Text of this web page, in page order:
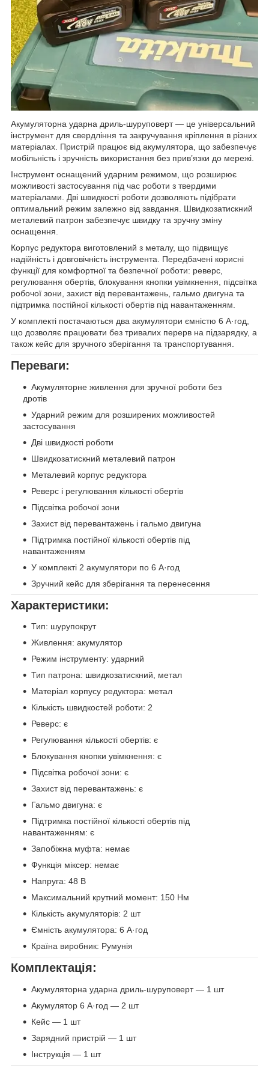
Акумуляторна ударна дриль-шуруповерт — це універсальний
інструмент для свердління та закручування кріплення в різних
матеріалах. Пристрій працює від акумулятора, що забезпечує
мобільність і зручність використання без прив’язки до мережі.
Інструмент оснащений ударним режимом, що розширює
можливості застосування під час роботи з твердими
матеріалами. Дві швидкості роботи дозволяють підібрати
оптимальний режим залежно від завдання. Швидкозатискний
металевий патрон забезпечує швидку та зручну зміну
оснащення.
Корпус редуктора виготовлений з металу, що підвищує
надійність і довговічність інструмента. Передбачені корисні
функції для комфортної та безпечної роботи: реверс,
регулювання обертів, блокування кнопки увімкнення, підсвітка
робочої зони, захист від перевантажень, гальмо двигуна та
підтримка постійної кількості обертів під навантаженням.
У комплекті постачаються два акумулятори ємністю 6 А·год,
що дозволяє працювати без тривалих перерв на підзарядку, а
також кейс для зручного зберігання та транспортування.
Переваги:
Акумуляторне живлення для зручної роботи без
дротів
Ударний режим для розширених можливостей
застосування
Дві швидкості роботи
Швидкозатискний металевий патрон
Металевий корпус редуктора
Реверс і регулювання кількості обертів
Підсвітка робочої зони
Захист від перевантажень і гальмо двигуна
Підтримка постійної кількості обертів під
навантаженням
У комплекті 2 акумулятори по 6 А·год
Зручний кейс для зберігання та перенесення
Характеристики:
Тип: шурупокрут
Живлення: акумулятор
Режим інструменту: ударний
Тип патрона: швидкозатискний, метал
Матеріал корпусу редуктора: метал
Кількість швидкостей роботи: 2
Реверс: є
Регулювання кількості обертів: є
Блокування кнопки увімкнення: є
Підсвітка робочої зони: є
Захист від перевантажень: є
Гальмо двигуна: є
Підтримка постійної кількості обертів під
навантаженням: є
Запобіжна муфта: немає
Функція міксер: немає
Напруга: 48 В
Максимальний крутний момент: 150 Нм
Кількість акумуляторів: 2 шт
Ємність акумулятора: 6 А·год
Країна виробник: Румунія
Комплектація:
Акумуляторна ударна дриль-шуруповерт — 1 шт
Акумулятор 6 А·год — 2 шт
Кейс — 1 шт
Зарядний пристрій — 1 шт
Інструкція — 1 шт